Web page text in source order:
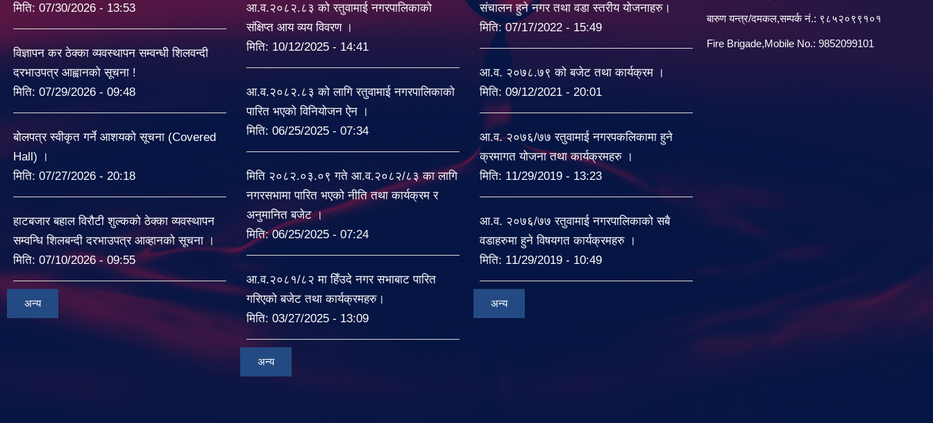
मिति: 07/30/2026 - 13:53
विज्ञापन कर ठेक्का व्यवस्थापन सम्वन्धी शिलवन्दी
दरभाउपत्र आह्वानको सूचना !
मिति: 07/29/2026 - 09:48
बोलपत्र स्वीकृत गर्ने आशयको सूचना (Covered
Hall) ।
मिति: 07/27/2026 - 20:18
हाटबजार बहाल विरौटी शुल्कको ठेक्का व्यवस्थापन
सम्वन्धि शिलबन्दी दरभाउपत्र आव्हानको सूचना ।
मिति: 07/10/2026 - 09:55
अन्य
आ.व.२०८२.८३ को रतुवामाई नगरपालिकाको
संक्षिप्त आय व्यय विवरण ।
मिति: 10/12/2025 - 14:41
आ.व.२०८२.८३ को लागि रतुवामाई नगरपालिकाको
पारित भएको विनियोजन ऐन ।
मिति: 06/25/2025 - 07:34
मिति २०८२.०३.०९ गते आ.व.२०८२/८३ का लागि
नगरसभामा पारित भएको नीति तथा कार्यक्रम र
अनुमानित बजेट ।
मिति:06/25/2025 - 07:24
आ.व.२०८१/८२ मा हिँउदे नगर सभाबाट पारित
गरिएको बजेट तथा कार्यक्रमहरु।
मिति: 03/27/2025 - 13:09
अन्य
संचालन हुने नगर तथा वडा स्तरीय योजनाहरु।
मिति:07/17/2022 - 15:49
आ.व. २०७८.७९ को बजेट तथा कार्यक्रम ।
मिति: 09/12/2021 - 20:01
आ.व. २०७६/७७ रतुवामाई नगरपकलिकामा हुने
क्रमागत योजना तथा कार्यक्रमहरु ।
मिति: 11/29/2019 - 13:23
आ.व. २०७६/७७ रतुवामाई नगरपालिकाको सबै
वडाहरुमा हुने विषयगत कार्यक्रमहरु ।
मिति: 11/29/2019 - 10:49
अन्य
बारु‌ण यन्त्र/दमकल,सम्पर्क नं.: ९८५२०९९१०१
Fire Brigade,Mobile No.: 9852099101